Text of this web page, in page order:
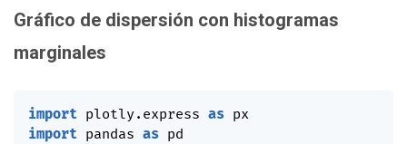
Gráfico de dispersión con histogramas
marginales
import plotly. express as
import pandas as pd